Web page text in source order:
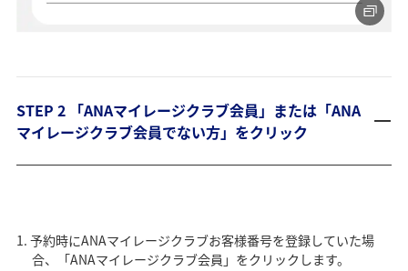
STEP 2 「ANAマイレージクラブ会員」または「ANA
マイレージクラブ会員でない方」をクリック
予約時にANAマイレージクラブお客様番号を登録していた場
合、「ANAマイレージクラブ会員」をクリックします。